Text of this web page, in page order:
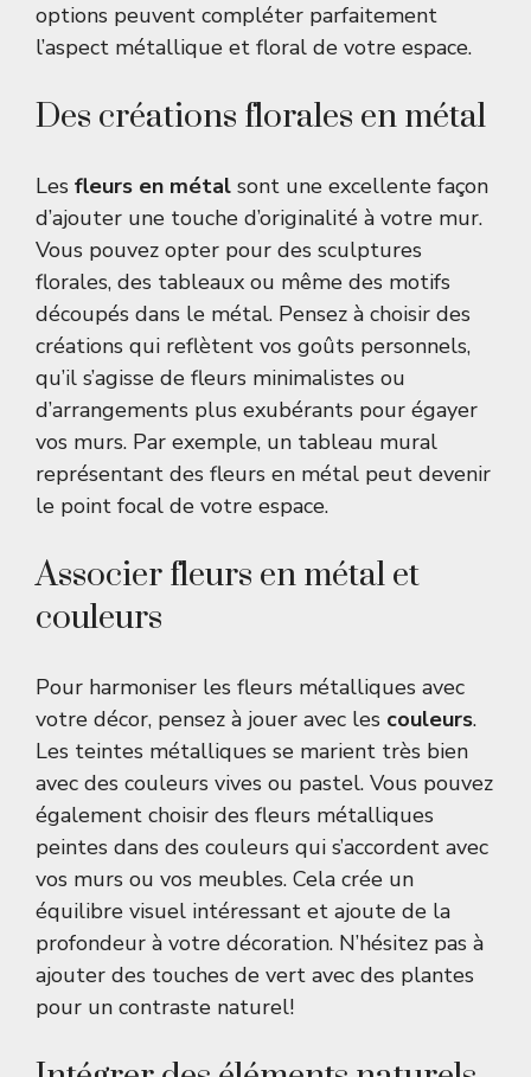
options peuvent compléter parfaitement
l’aspect métallique et floral de votre espace.
Des créations florales en métal
Les fleurs en métal sont une excellente façon
d’ajouter une touche d’originalité à votre mur.
Vous pouvez opter pour des sculptures
florales, des tableaux ou même des motifs
découpés dans le métal. Pensez à choisir des
créations qui reflètent vos goûts personnels,
qu’il s’agisse de fleurs minimalistes ou
d’arrangements plus exubérants pour égayer
vos murs. Par exemple, un tableau mural
représentant des fleurs en métal peut devenir
le point focal de votre espace.
Associer fleurs en métal et
couleurs
Pour harmoniser les fleurs métalliques avec
votre décor, pensez à jouer avec les couleurs.
Les teintes métalliques se marient très bien
avec des couleurs vives ou pastel. Vous pouvez
également choisir des fleurs métalliques
peintes dans des couleurs qui s’accordent avec
vos murs ou vos meubles. Cela crée un
équilibre visuel intéressant et ajoute de la
profondeur à votre décoration. N’hésitez pas à
ajouter des touches de vert avec des plantes
pour un contraste naturel!